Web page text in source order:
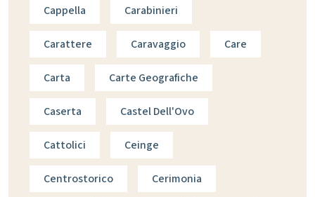
Cappella Carabinieri
Carattere Caravaggio Care
Carta Carte Geografiche
Caserta Castel Dell'Ovo
Cattolici Ceinge
Centrostorico Cerimonia